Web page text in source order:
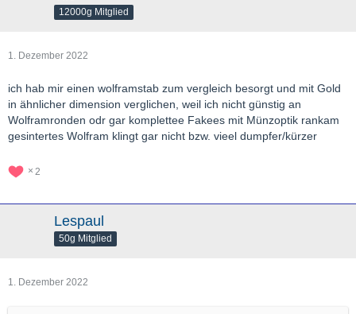
12000g Mitglied
1. Dezember 2022
ich hab mir einen wolframstab zum vergleich besorgt und mit Gold
in ähnlicher dimension verglichen, weil ich nicht günstig an
Wolframronden odr gar komplettee Fakees mit Münzoptik rankam
gesintertes Wolfram klingt gar nicht bzw. vieel dumpfer/kürzer
2
Lespaul
50g Mitglied
1. Dezember 2022